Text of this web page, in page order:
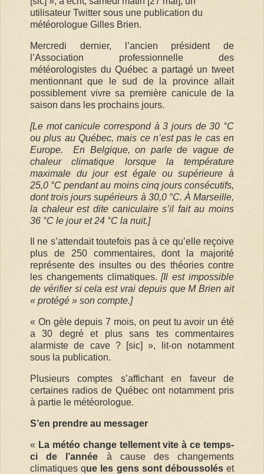
utilisateur Twitter sous une publication du
météorologue Gilles Brien.
Mercredi dernier, l’ancien président de
l’Association professionnelle des
météorologistes du Québec a partagé un tweet
mentionnant que le sud de la province allait
possiblement vivre sa première canicule de la
saison dans les prochains jours.
[Le mot canicule correspond à 3 jours de 30 °C
ou plus au Québec, mais ce n’est pas le cas en
Europe. En Belgique, on parle de vague de
chaleur climatique lorsque la température
maximale du jour est égale ou supérieure à
25,0 °C pendant au moins cinq jours consécutifs,
dont trois jours supérieurs à 30,0 °C. À Marseille,
la chaleur est dite caniculaire s’il fait au moins
36 °C le jour et 24 °C la nuit.]
Il ne s’attendait toutefois pas à ce qu’elle reçoive
plus de 250 commentaires, dont la majorité
représente des insultes ou des théories contre
les changements climatiques.[Il est impossible
de vérifier si cela est vrai depuis que M Brien ait
« protégé » son compte.]
« On gèle depuis 7 mois, on peut tu avoir un été
a 30 degré et plus sans tes commentaires
alarmiste de cave ? [sic] », lit-on notamment
sous la publication.
Plusieurs comptes s’affichant en faveur de
certaines radios de Québec ont notamment pris
à partie le météorologue.
S’en prendre au messager
« La météo change tellement vite à ce temps-
ci de l’année à cause des changements
climatiques que les gens sont déboussoléset